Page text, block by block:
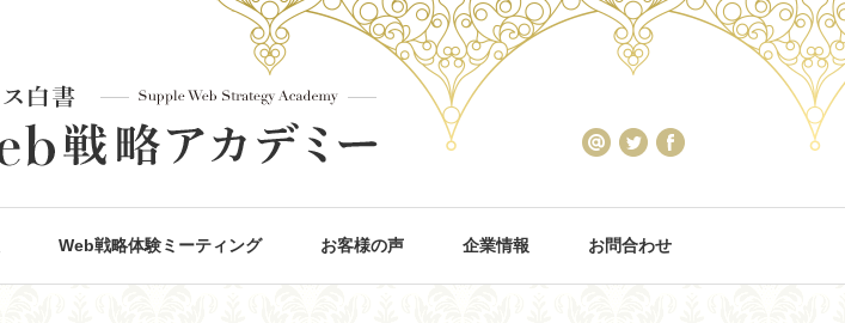
Web戦略体験ミーティング お客様の声 企業情報 お問合わせ